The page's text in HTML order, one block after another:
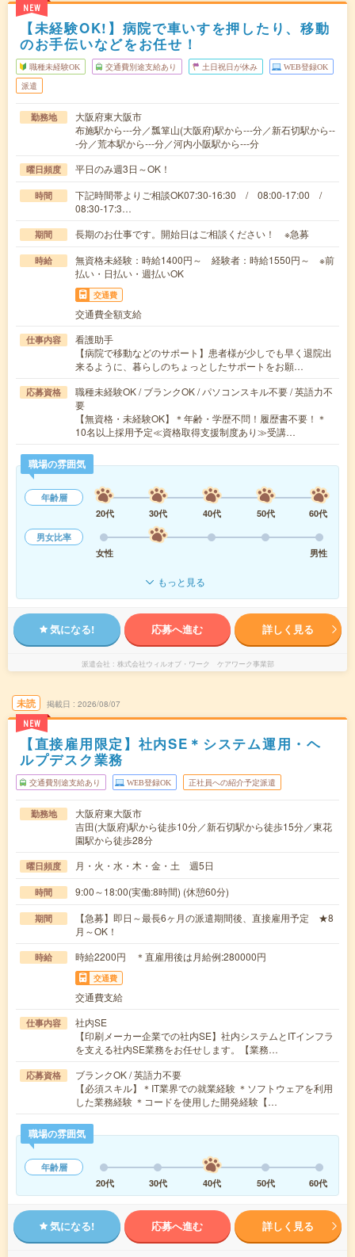
NEW
【未経験OK!】病院で車いすを押したり、移動
のお手伝いなどをお任せ！
職種未経験OK 交通費別途支給あり 土日祝日が休み WEB登録OK
派遣
勤務地
大阪府東大阪市
布施駅から---分／瓢箪山(大阪府)駅から---分／新石切駅から--
-分／荒本駅から---分／河内小阪駅から---分
曜日頻度 平日のみ週3日～OK！
時間
下記時間帯よりご相談OK07:30-16:30 / 08:00-17:00 /
08:30-17:3…
期間 長期のお仕事です。開始日はご相談ください！ ※急募
時給
無資格未経験：時給1400円～ 経験者：時給1550円～ ※前
払い・日払い・週払いOK
交通費
交通費全額支給
仕事内容
看護助手
【病院で移動などのサポート】患者様が少しでも早く退院出
来るように、暮らしのちょっとしたサポートをお願…
応募資格
職種未経験OK / ブランクOK / パソコンスキル不要 / 英語力不
要
【無資格・未経験OK】＊年齢・学歴不問！履歴書不要！＊
10名以上採用予定≪資格取得支援制度あり≫受講…
職場の雰囲気
年齢層
20代
30代 40代 50代
60代
男女比率
女性
男性
もっと見る
気になる! 応募へ進む 詳しく見る
派遣会社 株式会社ウィルオブ・ワーク ケアワーク事業部
未読
NEW
掲載日 2026/08/07
【直接雇用限定】社内SE＊システム運用・ヘ
ルプデスク業務
交通費別途支給あり WEB登録OK 正社員への紹介予定派遣
勤務地
大阪府東大阪市
吉田(大阪府)駅から徒歩10分／新石切駅から徒歩15分／東花
園駅から徒歩28分
曜日頻度 月・火・水・木・金・土 週5日
時間 9:00～18:00(実働:8時間) (休憩60分)
期間
【急募】即日～最長6ヶ月の派遣期間後、直接雇用予定 ★8
月～OK！
時給 時給2200円 ＊直雇用後は月給例:280000円
交通費
交通費支給
仕事内容
社内SE
【印刷メーカー企業での社内SE】社内システムとITインフラ
を支える社内SE業務をお任せします。【業務…
応募資格
ブランクOK / 英語力不要
【必須スキル】＊IT業界での就業経験 ＊ソフトウェアを利用
した業務経験 ＊コードを使用した開発経験【…
職場の雰囲気
年齢層
20代
30代 40代 50代 60代
気になる! 応募へ進む 詳しく見る